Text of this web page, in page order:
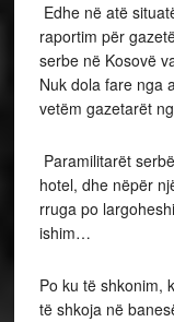
Edhe në atë
raportim për
serbe në Kosovë
Nuk dola fare nga
vetëm gazetarët
Paramilitarët
hotel, dhe nëpër
rruga po
ishim…
Po ku të shkonim,
të shkoja në